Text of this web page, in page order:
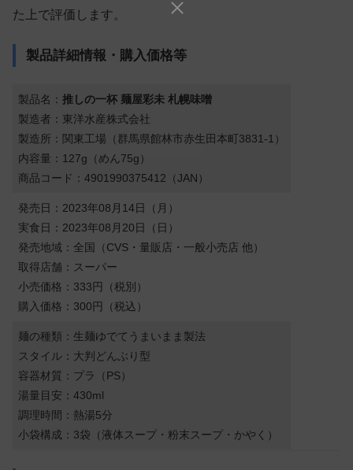
た上で評価します。
製品詳細情報・購入価格等
製品名：推しの一杯 麺屋彩未 札幌味噌
製造者：東洋水産株式会社
製造所：関東工場（群馬県館林市赤生田本町3831-1）
内容量：127g（めん75g）
商品コード：4901990375412（JAN）
発売日：2023年08月14日（月）
実食日：2023年08月20日（日）
発売地域：全国（CVS・量販店 ・ 一般小売店 他）
取得店舗：スーパー
小売価格：333円（税別）
購入価格：300円（税込）
麺の種類：生麺ゆでてうまいまま製法
スタイル：大判どんぶり型
容器材質：プラ（PS）
湯量目安：430ml
調理時間：熱湯5分
小袋構成：3袋（液体スープ・粉末スープ・かやく）